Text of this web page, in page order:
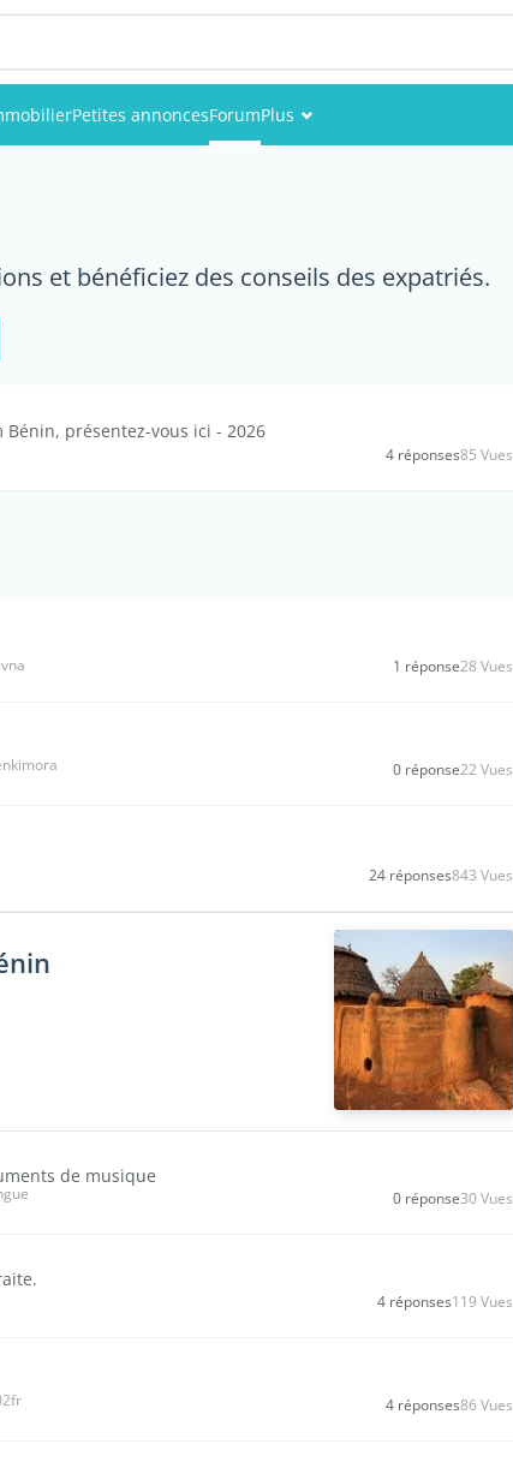
Petites annoncesForumPlus
Photos
et bénéficiez des conseils des expatriés.
présentez-vous ici - 2026
4 réponses85 Vues
1 réponse28 Vues
0 réponse22 Vues
24 réponses843 Vues
de musique
0 réponse30 Vues
4 réponses119 Vues
4 réponses86 Vues